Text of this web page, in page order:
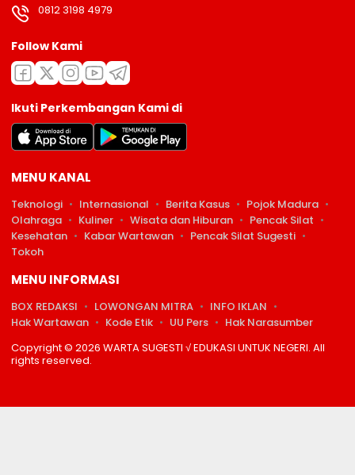
0812 3198 4979
Follow Kami
Ikuti Perkembangan Kami di
MENU KANAL
Teknologi Internasional Berita Kasus
Pojok Madura
Olahraga
Kuliner Wisata dan Hiburan
Pencak Silat
Kesehatan
Kabar Wartawan
Pencak Silat Sugesti
Tokoh
MENU INFORMASI
BOX REDAKSI LOWONGAN MITRA
INFO IKLAN
Hak Wartawan
Kode Etik UU Pers
Hak Narasumber
Copyright © 2026 WARTA SUGESTI √ EDUKASI UNTUK NEGERI. All
rights reserved.